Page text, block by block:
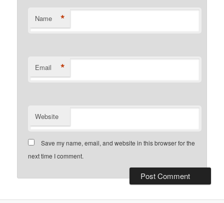
Name *
Email *
Website
Save my name, email, and website in this browser for the
next time I comment.